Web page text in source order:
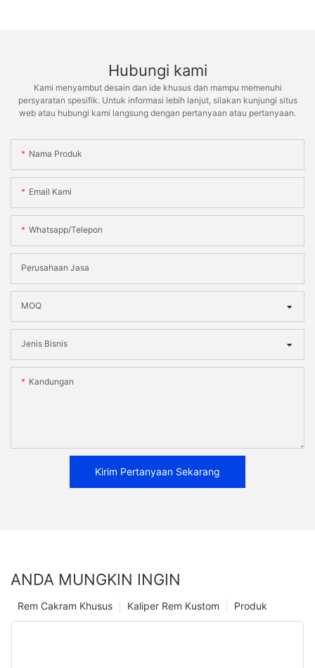
Hubungi kami
Kami menyambut desain dan ide khusus dan mampu memenuhi
persyaratan spesifik. Untuk informasi lebih lanjut, silakan kunjungi situs
web atau hubungi kami langsung dengan pertanyaan atau pertanyaan.
Nama Produk
Email Kami
Whatsapp/telepon
Perusahaan Jasa
MOQ
Jenis Bisnis
Kandungan
Kirim Pertanyaan Sekarang
ANDA MUNGKIN INGIN
Produk
Kaliper Rem Kustom
Rem Cakram Khusus